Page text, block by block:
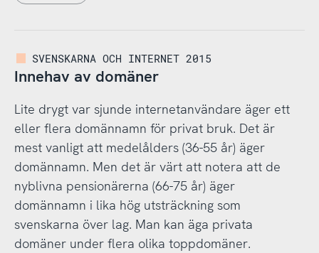
SVENSKARNA OCH INTERNET 2015
Innehav av domäner
Lite drygt var sjunde internetanvändare äger ett
eller flera domännamn för privat bruk. Det är
mest vanligt att medelålders (36-55 år) äger
domännamn. Men det är värt att notera att de
nyblivna pensionärerna (66-75 år) äger
domännamn i lika hög utsträckning som
svenskarna över lag. Man kan äga privata
domäner under flera olika toppdomäner.